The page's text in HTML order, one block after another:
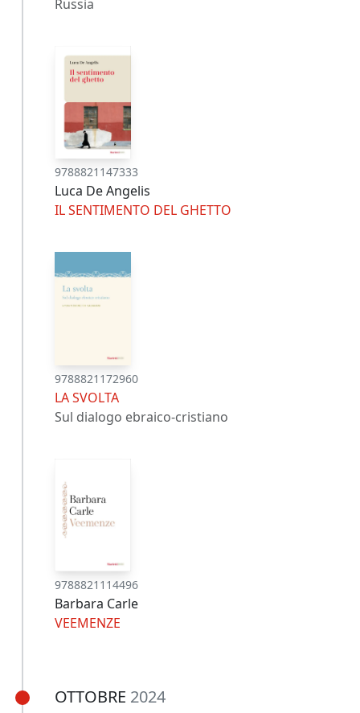
Russia
9788821147333
Luca De Angelis
IL SENTIMENTO DEL GHETTO
9788821172960
LA SVOLTA
Sul dialogo ebraico-cristiano
9788821114496
Barbara Carle
VEEMENZE
OTTOBRE 2024